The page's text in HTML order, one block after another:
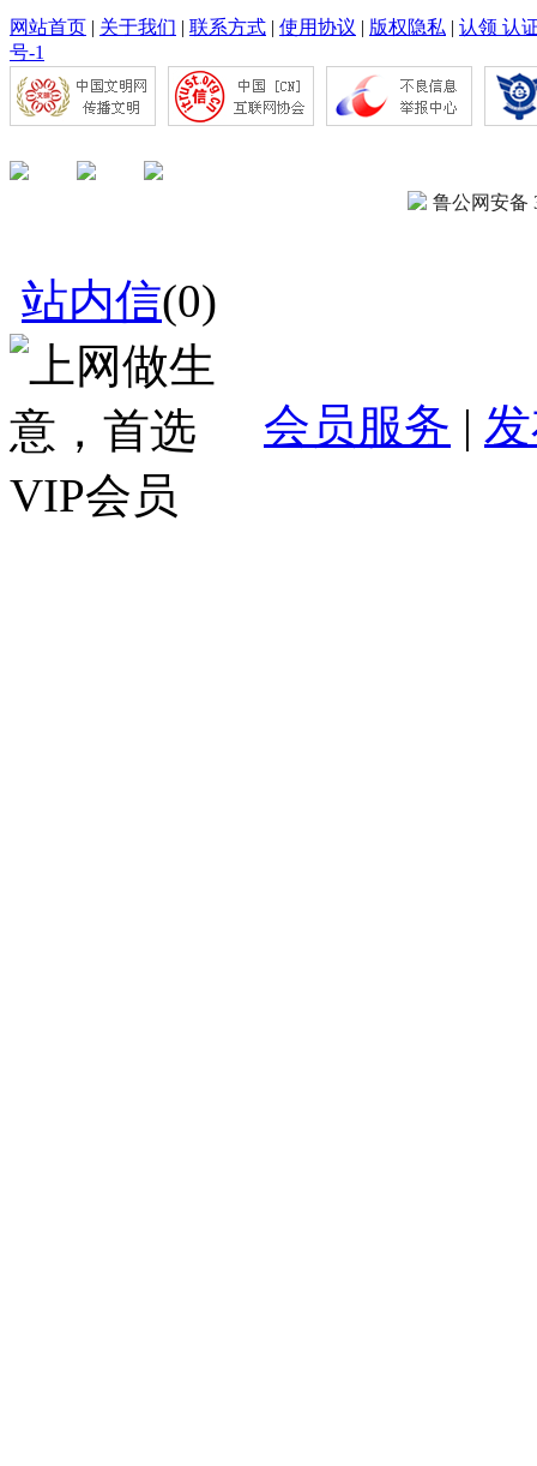
网站首页 | 关于我们 | 联系方式 | 使用协议 | 版权隐私 | 认领 认
号-1
鲁公网安备
站内信(0)
会员服务 |